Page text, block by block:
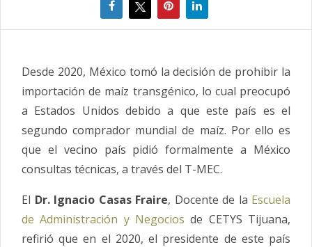
Desde 2020, México tomó la decisión de prohibir la
importación de maíz transgénico, lo cual preocupó
a Estados Unidos debido a que este país es el
segundo comprador mundial de maíz. Por ello es
que el vecino país pidió formalmente a México
consultas técnicas, a través del T-MEC.
El Dr. Ignacio CasasFraire, Docente de la Escuela
de Administración y Negocios de CETYS Tijuana,
refirió que en el 2020, el presidente de este país